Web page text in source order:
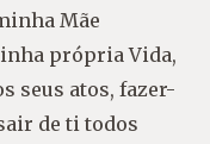
Mãe
própria Vida,
seus atos, fazer-
de ti todos